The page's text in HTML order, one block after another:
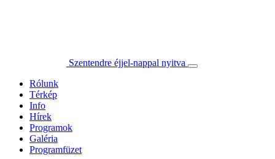
Szentendre éjjel-nappal nyitva
Rólunk
Térkép
Info
Hírek
Programok
Galéria
Programfüzet